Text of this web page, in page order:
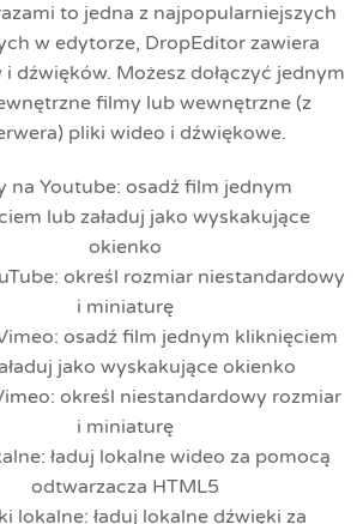
to jedna z najpopularniejszych
w edytorze, DropEditor zawiera
dźwięków. Możesz dołączyć jednym
filmy lub wewnętrzne (z
pliki wideo i dźwiękowe.
na Youtube: osadź film jednym
lub załaduj jako wyskakujące
okienko
określ rozmiar niestandardowy
i miniaturę
osadź film jednym kliknięciem
jako wyskakujące okienko
określ niestandardowy rozmiar
i miniaturę
ładuj lokalne wideo za pomocą
odtwarzacza HTML5
lokalne: ładuj lokalne dźwięki za